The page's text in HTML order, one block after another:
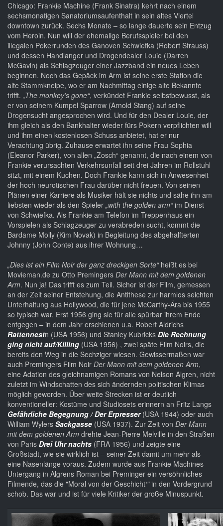
Chicago: Frankie Machine (Frank Sinatra) kehrt nach einem
sechsmonatigen Sanatoriumsaufenthalt in sein altes Viertel
downtown zurück. Sechs Monate – so lange dauerte sein Entzug
vom Heroin. Nun will der ehemalige Berufsspieler bei den
illegalen Pokerrunden des Ganoven Schwiefka (Robert Strauss)
und dessen Handlanger und Drogendealer Louie (Darren
McGavin) als Schlagzeuger einer Jazzband ein neues Leben
beginnen. Noch das Gepäck im Arm ist seine erste Station die
alte Stammkneipe, wo er am Nachmittag einige alte Bekannte
trifft. „The monkey’s gone“, verkündet Frankie selbstbewusst, als
er von seinem Kumpel Sparrow (Arnold Stang) auf seine
Drogensucht angesprochen wird. Und für den Dealer Louie, der
ihm gleich als den Bankhalter wieder fürs Pokern verpflichten will
und ihm einen kostenlosen Schuss anbietet, hat er nur
Verachtung übrig. Zuhause erwartet ihn seine Frau Sophia
(Eleanor Parker), von allen „Zosch“ genannt, die nach einem von
Frankie verursachten Verkehrsunfall seit drei Jahren im Rollstuhl
sitzt, mit einem Kuchen. Doch Frankie kann sich in Anwesenheit
der hoch neurotischen Frau darüber nicht freuen. Von seinen
Plänen einer Karriere als Musiker hält sie nichts und sähe ihn am
liebsten wieder als den Spieler „with the golden arm“im Dienst
von Schwiefka. Als Frankie am Telefon im Treppenhaus ein
Vorspielen als Schlagzeuger zu verabreden sucht, kommt die
Bardame Molly (Kim Novak) in Begleitung des abgehalfterten
Johnny (John Conte) aus ihrer Wohnung…
„Dies ist ein Film Noir der ganz dreckigen Sorte“ heißt es bei
Movieman.de zu Otto Premingers Der Mann mit dem goldenen
Arm. Nun ja! Das trifft es zum Teil. Sicher ist der Film, gemessen
an der Zeit seiner Entstehung, die Antithese zur harmlos seichten
Unterhaltung aus Hollywood, die für jene McCarthy-Ära bis 1955
so typisch war. Erst 1956 ging sie für alle spürbar ihrem Ende
entgegen – in dem Jahr erschienen u.a. Robert Aldrichs
Rattennestn (USA 1956) und Stanley Kubricks Die Rechnung
ging nicht auf/Killing (USA 1956) , zwei späte Film Noirs, die
bereits den Weg in die Sechziger wiesen. Gewissermaßen war
auch Premingers Film Noir Der Mann mit dem goldenen Arm,
eine Adation des gleichnamigen Romans von Nelson Algren, nicht
zuletzt im Windschatten des sich ändernden politischen Klimas
möglich geworden. Über weite Strecken ist er deutlich
konventioneller: Kostüme und Studiosets erinnern an Fritz Langs
Gefährliche Begegnung / Der Erpresser (USA 1944) oder auch
William Wylers Sackgasse (USA 1937). Zur Zeit von Der Mann
mit dem goldenen Arm drehte Jean-Pierre Melville in den Straßen
von Paris Drei Uhr nachts (FRA 1956) und zeigte eine
Großstadt, wie sie wirklich ist – seiner Zeit damit um mehr als
eine Nasenlänge voraus. Zudem wurde aus Frankie Machines
Untergang in Algrens Roman bei Preminger ein versöhnliches
Filmende, das die "Moral von der Geschicht‘"in den Vordergrund
schob. Das war und ist für viele Kritiker der große Minuspunkt.